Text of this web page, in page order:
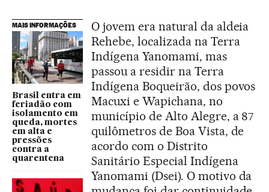
MAIS INFORMAÇÕES
Brasil entra em
feriadão com
isolamento em
queda, mortes
em alta e
pressões
contra a
quarentena
O jovem era natural da aldeia
Rehebe, localizada na Terra
Indígena Yanomami, mas
passou a residir na Terra
Indígena Boqueirão, dos povos
Macuxi e Wapichana, no
município de Alto Alegre, a 87
quilômetros de Boa Vista, de
acordo com o Distrito
Sanitário Especial Indígena
Yanomami (Dsei). O motivo da